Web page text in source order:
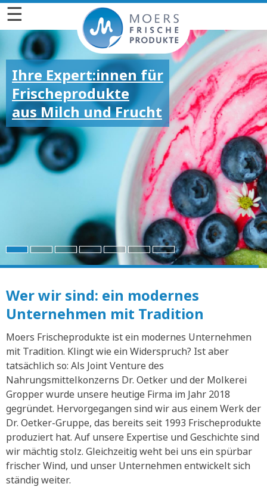
☰
Ihre Expert:innen für
Frischeprodukte
aus Milch und Frucht
Für die großen und
kleinen Emotionen
Wer wir sind: ein modernes
Unternehmen mit Tradition
Moers Frischeprodukte ist ein modernes Unternehmen
mit Tradition. Klingt wie ein Widerspruch? Ist aber
tatsächlich so: Als Joint Venture des
Nahrungsmittelkonzerns Dr. Oetker und der Molkerei
Gropper wurde unsere heutige Firma im Jahr 2018
gegründet. Hervorgegangen sind wir aus einem Werk der
Dr. Oetker-Gruppe, das bereits seit 1993 Frischeprodukte
produziert hat. Auf unsere Expertise und Geschichte sind
wir mächtig stolz. Gleichzeitig weht bei uns ein spürbar
frischer Wind, und unser Unternehmen entwickelt sich
ständig weiter.